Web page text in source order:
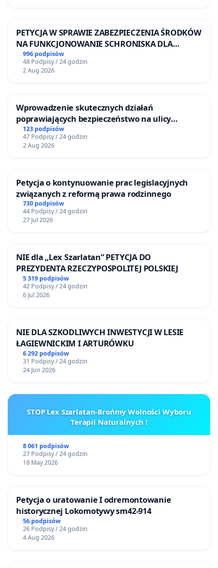
PETYCJA W SPRAWIE ZABEZPIECZENIA ŚRODKÓW
NA FUNKCJONOWANIE SCHRONISKA DLA
BEZDOMNYCH ZWIERZĄT W SKARYSZEWIE
996 podpisów
48 Podpisy / 24 godzin
2 Aug 2026
Wprowadzenie skutecznych działań
poprawiających bezpieczeństwo na ulicy
Żeromskiego w Otwocku
123 podpisów
47 Podpisy / 24 godzin
2 Aug 2026
Petycja o kontynuowanie prac legislacyjnych
związanych z reformą prawa rodzinnego
730 podpisów
44 Podpisy / 24 godzin
27 Jul 2026
NIE dla „Lex Szarlatan” PETYCJA DO
PREZYDENTA RZECZYPOSPOLITEJ POLSKIEJ
5 319 podpisów
42 Podpisy / 24 godzin
6 Jul 2026
NIE DLA SZKODLIWYCH INWESTYCJI W LESIE
ŁAGIEWNICKIM I ARTURÓWKU
6 292 podpisów
31 Podpisy / 24 godzin
24 Jun 2026
STOP Lex Szarlatan-Brońmy Wolności Wyboru
Terapii Naturalnych !
8 061 podpisów
27 Podpisy / 24 godzin
18 May 2026
Petycja o uratowanie I odremontowanie
historycznej Lokomotywy sm42-914
56 podpisów
26 Podpisy / 24 godzin
4 Aug 2026